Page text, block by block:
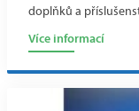
doplňků a
Více informací